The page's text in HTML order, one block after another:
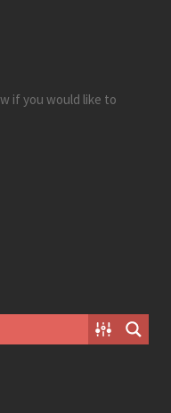
if you would like to